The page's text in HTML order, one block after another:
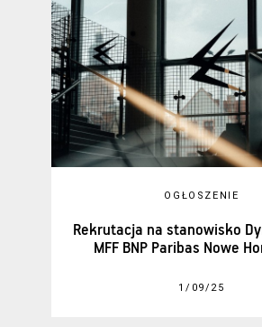
OGŁOSZENIE
Rekrutacja na stanowisko
MFF BNP Paribas Nowe
1/09/25